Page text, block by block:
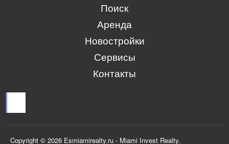
Поиск
Аренда
Новостройки
Сервисы
Контакты
Copyright © 2026 Esmiamirealty.ru - Miami Invest Realty.